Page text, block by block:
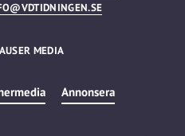
MEDIA
Annonsera